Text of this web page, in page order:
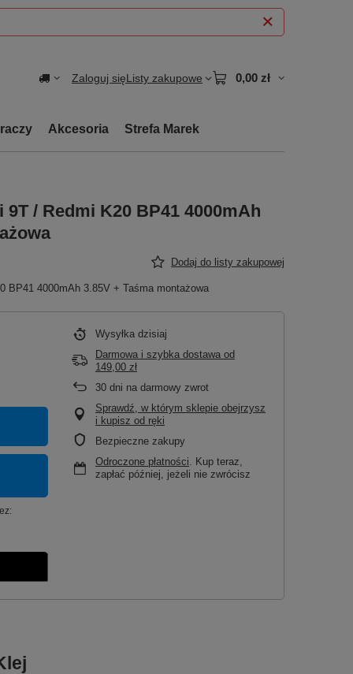
Zaloguj sięListy zakupowe 0,00 zł
Akcesoria Strefa Marek
/ Redmi K20 BP41 4000mAh
Dodaj do listy zakupowej
BP41 4000mAh 3.85V + Taśma montażowa
Wysyłka dzisiaj
Darmowa i szybka dostawa od
149,00 zł
30 dni na darmowy zwrot
Sprawdź, w którym sklepie obejrzysz
i kupisz od ręki
Bezpieczne zakupy
Odroczone płatności. Kup teraz,
zapłać później, jeżeli nie zwrócisz